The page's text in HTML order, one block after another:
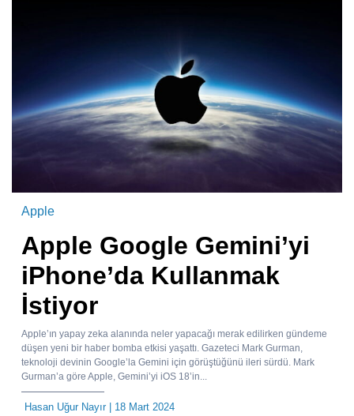
Apple
Apple Google Gemini’yi
iPhone’da Kullanmak
İstiyor
Apple’ın yapay zeka alanında neler yapacağı merak edilirken gündeme
düşen yeni bir haber bomba etkisi yaşattı. Gazeteci Mark Gurman,
teknoloji devinin Google’la Gemini için görüştüğünü ileri sürdü. Mark
Gurman’a göre Apple, Gemini’yi iOS 18’in...
Hasan Uğur Nayır| 18 Mart 2024